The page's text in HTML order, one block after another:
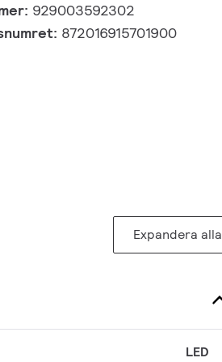
929003592302
872016915701900
Expandera alla
LED